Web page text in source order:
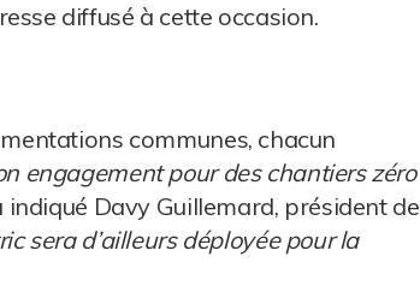
diffusé à cette occasion.
communes, chacun
engagement pour des chantiers zéro
indiqué Davy Guillemard, président de
sera d’ailleurs déployée pour la